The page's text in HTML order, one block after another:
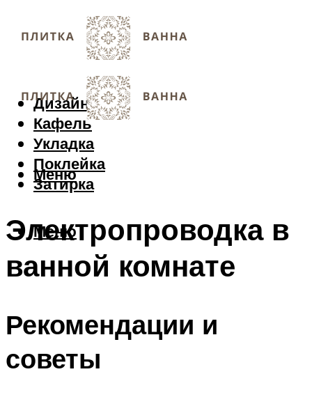
Дизайн
Кафель
Укладка
Поклейка
Затирка
Меню
Меню
Электропроводка в
ванной комнате
Рекомендации и
советы